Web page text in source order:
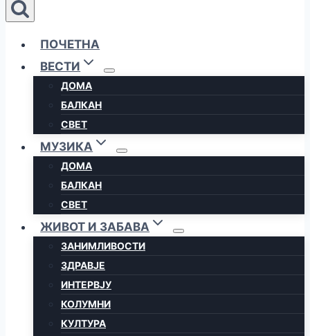
ПОЧЕТНА
ВЕСТИ
ДОМА
БАЛКАН
СВЕТ
МУЗИКА
ДОМА
БАЛКАН
СВЕТ
ЖИВОТ И ЗАБАВА
ЗАНИМЛИВОСТИ
ЗДРАВЈЕ
ИНТЕРВЈУ
КОЛУМНИ
КУЛТУРА